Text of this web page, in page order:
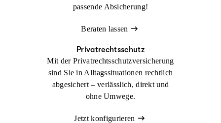
passende Absicherung!
Beraten lassen
Privatrechtsschutz
Mit der Privatrechtsschutzversicherung
sind Sie in Alltagssituationen rechtlich
abgesichert – verlässlich, direkt und
ohne Umwege.
Jetzt konfigurieren